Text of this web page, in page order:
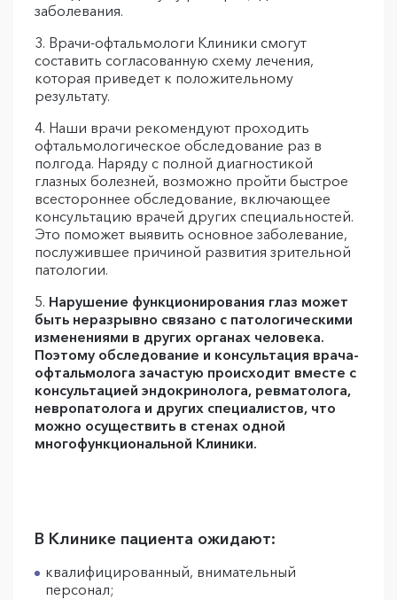
заболевания.
3. Врачи-офтальмологи Клиники смогут
составить согласованную схему лечения,
которая приведет к положительному
результату.
4. Наши врачи рекомендуют проходить
офтальмологическое обследование раз в
полгода. Наряду с полной диагностикой
глазных болезней, возможно пройти быстрое
всестороннее обследование, включающее
консультацию врачей других специальностей.
Это поможет выявить основное заболевание,
послужившее причиной развития зрительной
патологии.
5. Нарушение функционирования глаз может
быть неразрывно связано с патологическими
изменениями в других органах человека.
Поэтому обследование и консультация врача-
офтальмолога зачастую происходит вместе с
консультацией эндокринолога, ревматолога,
невропатолога и других специалистов, что
можно осуществить в стенах одной
многофункциональной Клиники.
В Клинике пациента ожидают:
квалифицированный, внимательный
персонал;